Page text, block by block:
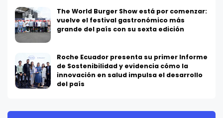
The World Burger Show está por comenzar:
vuelve el festival gastronómico más
grande del país con su sexta edición
Roche Ecuador presenta su primer Informe
de Sostenibilidad y evidencia cómo la
innovación en salud impulsa el desarrollo
del país